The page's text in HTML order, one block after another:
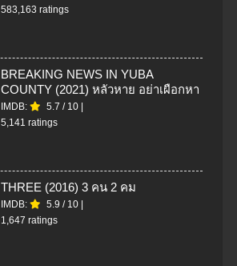
583,163 ratings
BREAKING NEWS IN YUBA
COUNTY (2021) หลัวหาย อย่าเผือกหา
IMDB: 5.7 / 10 |
5,141 ratings
THREE (2016) 3 คน 2 คม
IMDB: 5.9 / 10 |
1,647 ratings